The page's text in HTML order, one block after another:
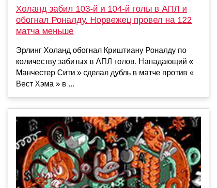
Холанд забил 103-й и 104-й голы в АПЛ и
обогнал Роналду. Норвежец провел на 122
матча меньше
Эрлинг Холанд обогнал Криштиану Роналду по
количеству забитых в АПЛ голов. Нападающий «
Манчестер Сити » сделал дубль в матче против «
Вест Хэма » в ...